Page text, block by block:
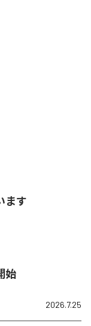
ます
始
2026.7.25